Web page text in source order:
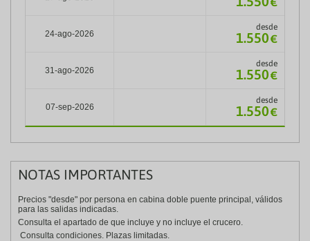
24-ago-2026
desde
1.550€
31-ago-2026
desde
1.550€
07-sep-2026
desde
1.550€
NOTAS IMPORTANTES
Precios "desde" por persona en cabina doble puente principal, válidos
para las salidas indicadas.
Consulta el apartado de que incluye y no incluye el crucero.
Consulta condiciones. Plazas limitadas.